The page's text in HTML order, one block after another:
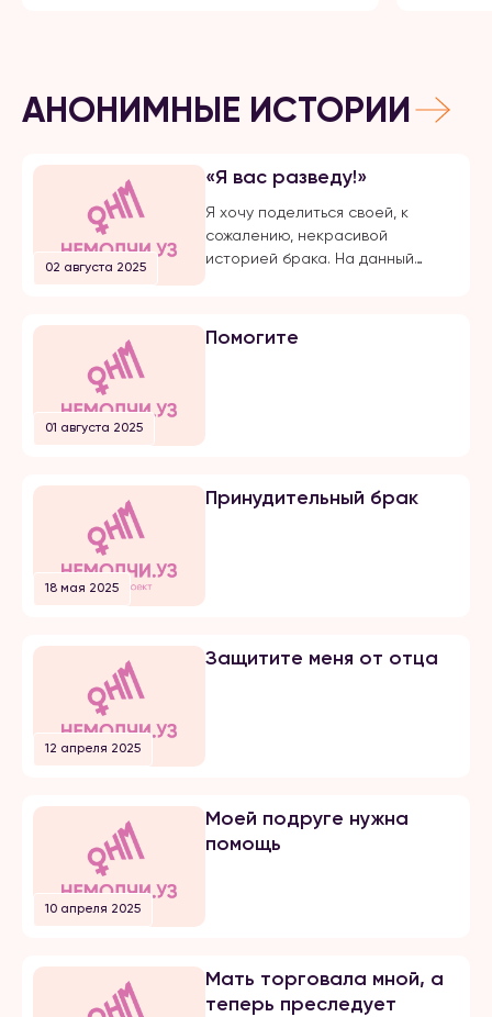
АНОНИМНЫЕ ИСТОРИИ
02 августа 2025
«Я вас разведу!»
Я хочу поделиться своей, к
сожалению, некрасивой
историей брака. На данный
публичной травле, оскорблениям
мне сделал предложение. Мы […]
01 августа 2025
Помогите
18 мая 2025
Принудительный брак
12 апреля 2025
Защитите меня от отца
10 апреля 2025
Моей подруге нужна
помощь
Мать торговала мной, а
теперь преследует